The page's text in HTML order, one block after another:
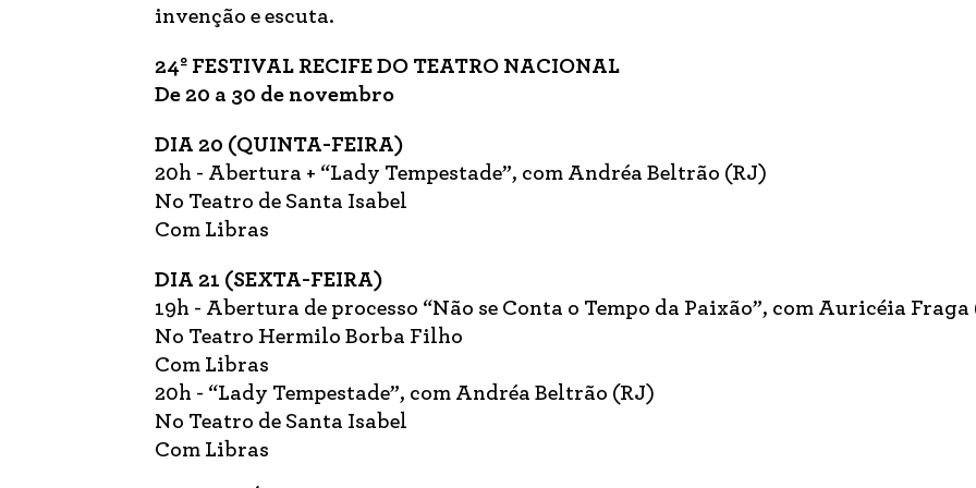
invenção e escuta.
24º FESTIVAL RECIFE DO TEATRO NACIONAL
De 20 a 30 de novembro
DIA 20 (QUINTA-FEIRA)
20h - Abertura + “Lady Tempestade”, com Andréa Beltrão (RJ)
No Teatro de Santa Isabel
Com Libras
DIA 21 (SEXTA-FEIRA)
19h - Abertura de processo “Não se Conta o Tempo da Paixão”, com Auricéia Fraga
No Teatro Hermilo Borba Filho
Com Libras
20h - “Lady Tempestade”, com Andréa Beltrão (RJ)
No Teatro de Santa Isabel
Com Libras